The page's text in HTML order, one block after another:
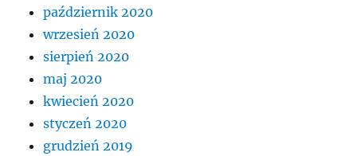
październik 2020
wrzesień 2020
sierpień 2020
maj 2020
kwiecień 2020
styczeń 2020
grudzień 2019